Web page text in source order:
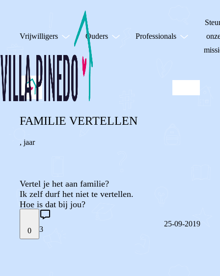
Vrijwilligers Ouders Professionals
FAMILIE VERTELLEN
, jaar
Vertel je het aan familie?
Ik zelf durf het niet te vertellen.
Hoe is dat bij jou?
0 3
25-09-2019